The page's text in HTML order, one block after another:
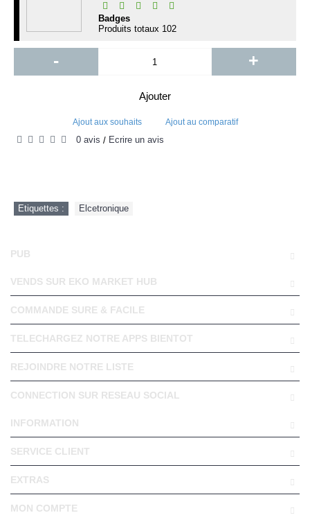
Badges
Produits totaux 102
- +
Ajouter
Ajout aux souhaits Ajout au comparatif
0 avis / Écrire un avis
Etiquettes : Elcetronique
PUB
VENDS SUR EKO MARKET HUB
COMMANDE SURE & FACILE
TELECHARGEZ NOTRE APPS BIENTOT
REJOINDRE NOTRE LISTE
CONNECTION SUR RESEAU SOCIAL
INFORMATION
SERVICE CLIENT
EXTRAS
MON COMPTE